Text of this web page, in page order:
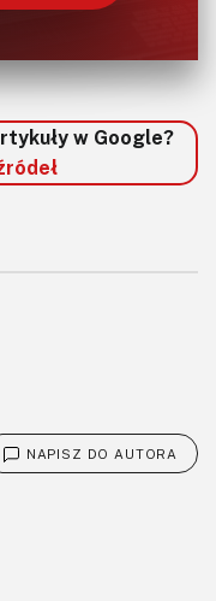
w Google?
NAPISZ DO AUTORA